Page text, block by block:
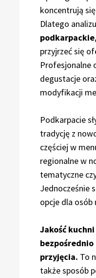
koncentrują
Dlatego
podkarpackie
przyjrzeć się
Profesjonalne
degustacje
modyfikacji
Podkarpacie
tradycję z
częściej w
regionalne w
tematyczne
Jednocześnie
opcje dla osób
Jakość
bezpośrednio
przyjęcia. To
także sposób